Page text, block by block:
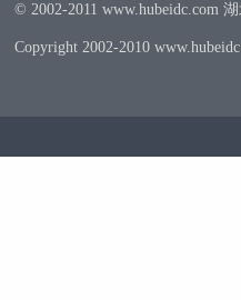
© 2002-2011 www.hubeidc.com
Copyright 2002-2010